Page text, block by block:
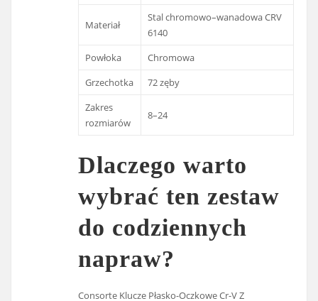
Materiał
Stal chromowo–wanadowa CRV
6140
Powłoka
Chromowa
Grzechotka
72 zęby
Zakres
rozmiarów
8–24
Dlaczego warto
wybrać ten zestaw
do codziennych
napraw?
Consorte Klucze Płasko-Oczkowe Cr-V Z